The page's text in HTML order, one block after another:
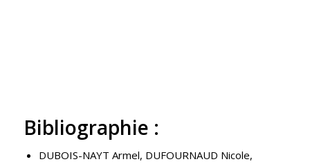
Bibliographie :
DUBOIS-NAYT Armel, DUFOURNAUD Nicole,